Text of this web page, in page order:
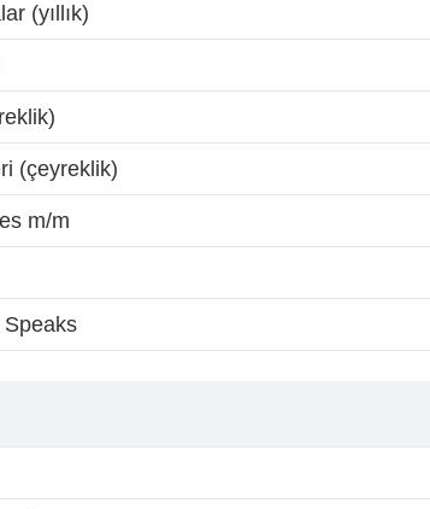
(yıllık)
(çeyreklik)
m/m